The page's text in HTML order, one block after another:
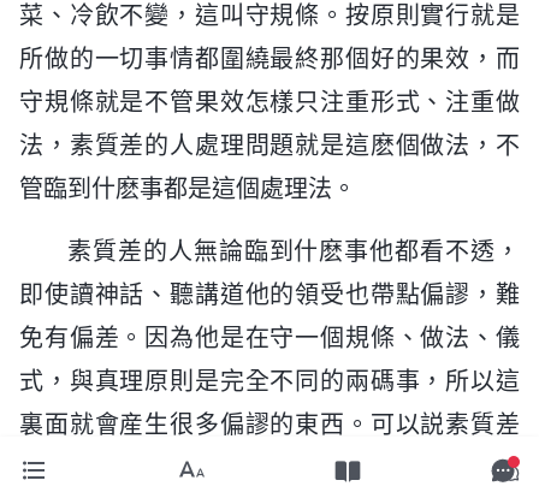
菜、冷飲不變，這叫守規條。按原則實行就是
所做的一切事情都圍繞最終那個好的果效，而
守規條就是不管果效怎樣只注重形式、注重做
法，素質差的人處理問題就是這麽個做法，不
管臨到什麽事都是這個處理法。
素質差的人無論臨到什麽事他都看不透，
即使讀神話、聽講道他的領受也帶點偏謬，難
免有偏差。因為他是在守一個規條、做法、儀
式，與真理原則是完全不同的兩碼事，所以這
裏面就會産生很多偏謬的東西。可以説素質差
的人不管對什麽事他的領受都帶點偏謬的性